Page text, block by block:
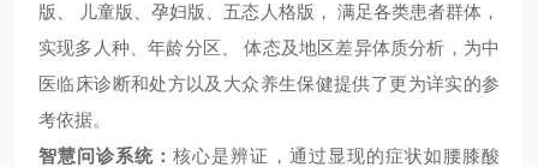
版、 儿童版、孕妇版、五态人格版， 满足各类患者群体，
实现多人种、年龄分区、 体态及地区差异体质分析，为中
医临床诊断和处方以及大众养生保健提供了更为详实的参
考依据。
智慧问诊系统：核心是辨证，通过显现的症状如腰膝酸